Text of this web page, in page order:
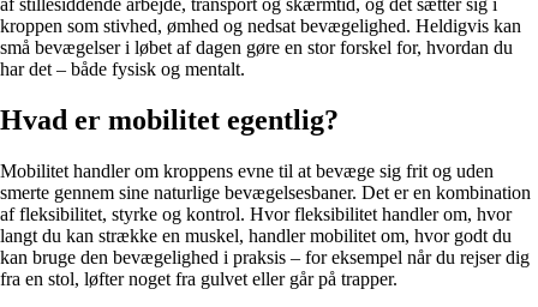
kroppen som stivhed, ømhed og nedsat bevægelighed. Heldigvis kan
små bevægelser i løbet af dagen gøre en stor forskel for, hvordan du
har det – både fysisk og mentalt.
Hvad er mobilitet egentlig?
Mobilitet handler om kroppens evne til at bevæge sig frit og uden
smerte gennem sine naturlige bevægelsesbaner. Det er en kombination
af fleksibilitet, styrke og kontrol. Hvor fleksibilitet handler om, hvor
langt du kan strække en muskel, handler mobilitet om, hvor godt du
kan bruge den bevægelighed i praksis – for eksempel når du rejser dig
fra en stol, løfter noget fra gulvet eller går på trapper.